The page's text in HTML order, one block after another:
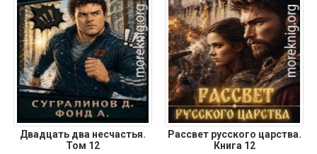
Двадцать два несчастья.
Том 12
Рассвет русского царства.
Книга 12